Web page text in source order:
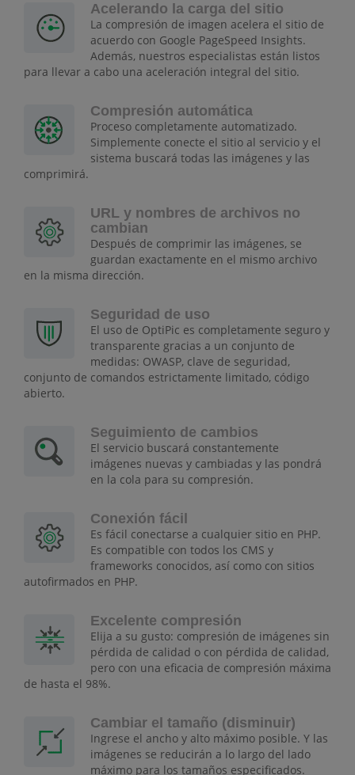
Acelerando la carga del sitio
La compresión de imagen acelera el sitio de
acuerdo con Google PageSpeed Insights.
Además, nuestros especialistas están listos
para llevar a cabo una aceleración integral del sitio.
Compresión automática
Proceso completamente automatizado.
Simplemente conecte el sitio al servicio y el
sistema buscará todas las imágenes y las
comprimirá.
URL y nombres de archivos no
cambian
Después de comprimir las imágenes, se
guardan exactamente en el mismo archivo
en la misma dirección.
Seguridad de uso
El uso de OptiPic es completamente seguro y
transparente gracias a un conjunto de
medidas: OWASP, clave de seguridad,
conjunto de comandos estrictamente limitado, código
abierto.
Seguimiento de cambios
El servicio buscará constantemente
imágenes nuevas y cambiadas y las pondrá
en la cola para su compresión.
Conexión fácil
Es fácil conectarse a cualquier sitio en PHP.
Es compatible con todos los CMS y
frameworks conocidos, así como con sitios
autofirmados en PHP.
Excelente compresión
Elija a su gusto: compresión de imágenes sin
pérdida de calidad o con pérdida de calidad,
pero con una eficacia de compresión máxima
de hasta el 98%.
Cambiar el tamaño (disminuir)
Ingrese el ancho y alto máximo posible. Y las
imágenes se reducirán a lo largo del lado
máximo para los tamaños especificados.